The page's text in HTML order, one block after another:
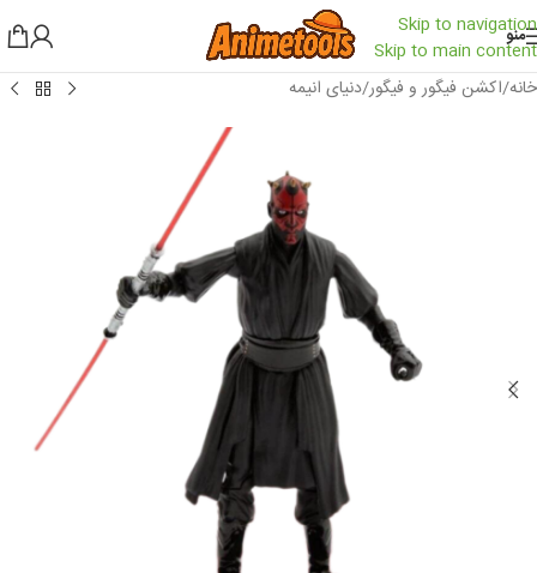
Skip to navigation
Skip to main content
منو
خانه/اکشن فیگور و فیگور/دنیای انیمه